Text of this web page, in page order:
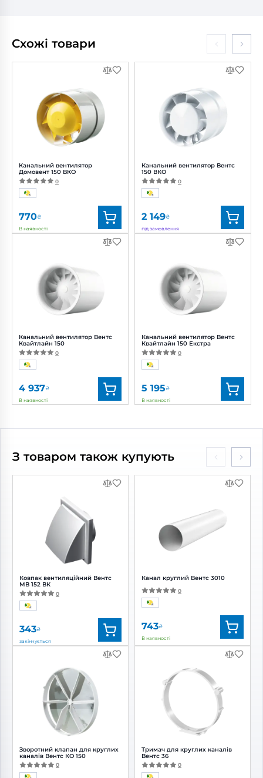
Схожі товари
Канальний вентилятор
Домовент 150 ВКО
0
770₴
В наявності
Домовент
Діаметр:
Потужність:
Рівень
шуму:
Канальний вентилятор Вентс
Квайтлайн 150
0
4 937₴
В наявності
Артикул: 0688295228
Потужність:
22 Вт
39 дБ(А)
Канальний вентилятор Вентс
150 ВКО
0
2 149₴
під замовлення
Вентс
Діаметр:
Потужність:
Рівень
шуму:
Канальний вентилятор Вентс
Квайтлайн 150 Екстра
0
5 195₴
В наявності
Артикул:0688294984
150 мм
Потужність:
22, 25 Вт
36, 41 дБ(А)
З товаром також купують
Ковпак вентиляційний Вентс
МВ 152 ВК
0
343₴
закінчується
Вентс
Артикул: 0687885229
Діаметр:
150 мм
Зворотний клапан для круглих
каналів Вентс КО 150
0
Канал круглий Вентс 3010
0
743₴
В наявності
Вентс
Артикул:
0000225066
Діаметр:
150 мм
Тримач для круглих каналів
Вентс 36
0